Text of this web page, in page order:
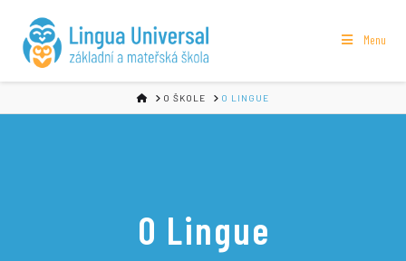
Menu
HOMEO ŠKOLE O LINGUE
O Lingue